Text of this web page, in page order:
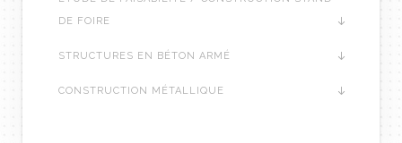
DE FOIRE
STRUCTURES EN BÉTON ARMÉ
CONSTRUCTION MÉTALLIQUE